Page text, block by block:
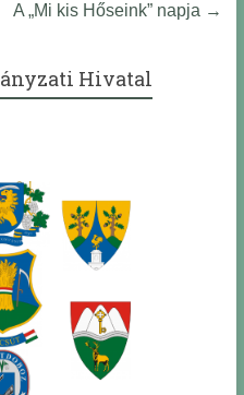
A „Mi kis Hőseink” napja →
Hivatal